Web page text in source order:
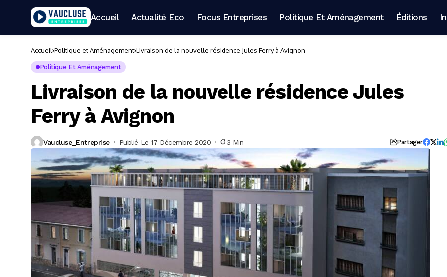
Accueil Actualité Eco Focus Entreprises Politique Et Aménagement Éditions
Accueil Politique et Aménagement Livraison de la nouvelle résidence Jules Ferry à Avignon
Politique Et Aménagement
Livraison de la nouvelle résidence Jules
Ferry à Avignon
Vaucluse_Entreprise Publié Le 17 Décembre 2020 3 Min Partager